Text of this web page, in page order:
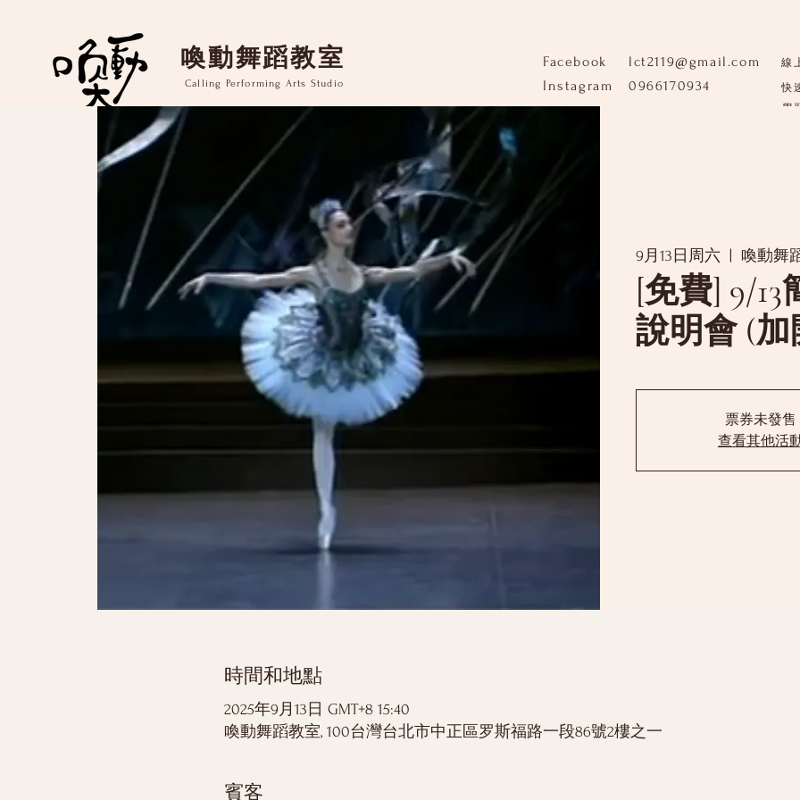
​喚動舞蹈教室
Calling Performing Arts Studio
Facebook
Instagram
lct2119@gmail.com
0966170934
線
快
學
9月13日周六 喚動舞
[免費] 9/13
說明會 (加
票券未發售
查看其他活
時間和地點
2025年9月13日 GMT+8 15:40
喚動舞蹈教室, 100台灣台北市中正區罗斯福路一段86號2樓之一
賓客